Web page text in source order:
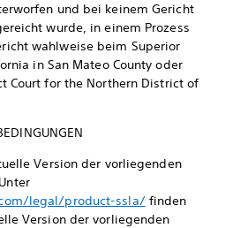
und bei keinem Gericht
wurde, in einem Prozess
wahlweise beim Superior
in San Mateo County oder
Court for the Northern District of
Version der vorliegenden
legal/product-ssla/finden
Version der vorliegenden